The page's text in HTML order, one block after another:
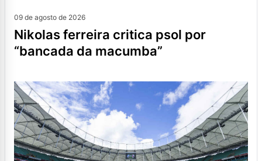
09 de agosto de 2026
nikolas ferreira critica psol por
“bancada da macumba”